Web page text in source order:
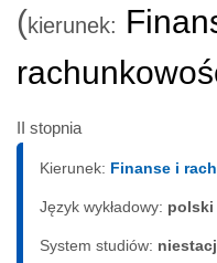
(kierunek:
II stopnia
Kierunek: Finanse i
Język wykładowy: polski
System studiów: